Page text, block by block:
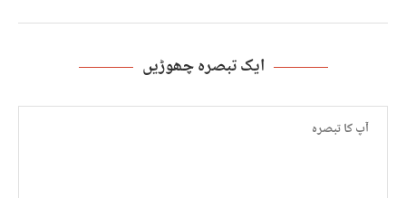
ایک تبصرہ چھوڑیں